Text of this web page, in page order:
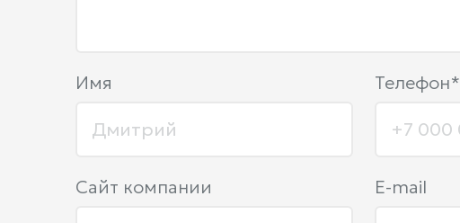
Имя Телефон*
Сайт компании E-mail